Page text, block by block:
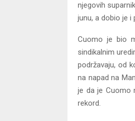
njegovih
junu, a dobio je i
Cuomo je bio
sindikalnim
podržavaju, od
na napad na
je da je Cuomo
rekord.